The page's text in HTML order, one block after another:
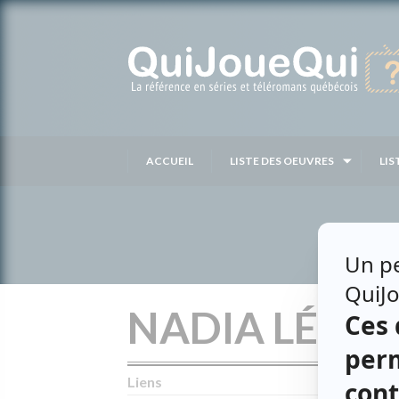
ACCUEIL LISTE DES OEUVRES
NADIA
Liens